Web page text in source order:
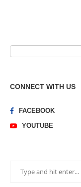
CONNECT WITH US
FACEBOOK
YOUTUBE